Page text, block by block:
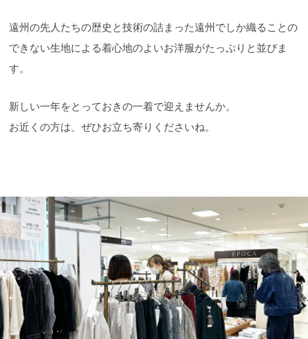
遠州の先人たちの歴史と技術の詰まった遠州でしか織ることの
できない生地による着心地のよいお洋服がたっぷりと並びま
す。
新しい一年をとっておきの一着で迎えませんか。
お近くの方は、ぜひお立ち寄りくださいね。